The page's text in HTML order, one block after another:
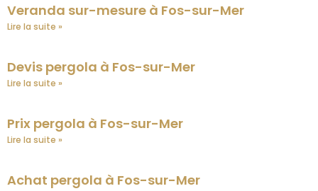
Veranda sur-mesure à Fos-sur-Mer
Lire la suite »
Devis pergola à Fos-sur-Mer
Lire la suite »
Prix pergola à Fos-sur-Mer
Lire la suite »
Achat pergola à Fos-sur-Mer